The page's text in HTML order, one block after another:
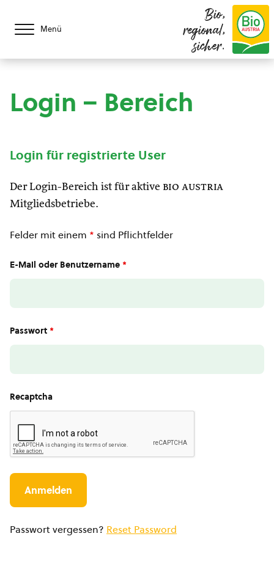
Menü
Bio,
regional,
sicher.
Login – Bereich
Login für registrierte User
Der Login-Bereich ist für aktive bio austria
Mitgliedsbetriebe.
Felder mit einem * sind Pflichtfelder
E-Mail oder Benutzername *
Passwort *
Recaptcha
Passwort vergessen? Reset Password